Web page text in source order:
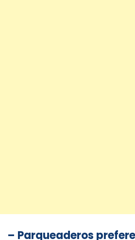
– Parqueaderos